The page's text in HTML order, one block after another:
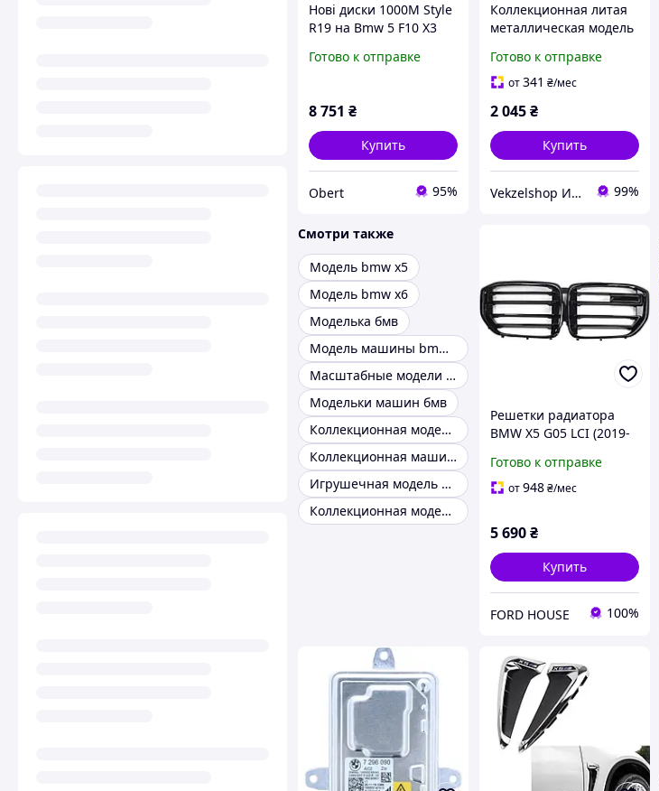
Нові диски 1000M Style
R19 на Bmw 5 F10 X3
E70
Готово к отправке
8 751 ₴
Купить
Obert 95%
Коллекционная литая
металлическая модель
X5M F95 со светом и
звуком черная 20 см
Готово к отправке
от341 ₴/мес
2 045₴
Купить
Vekzelshop Интернет-магазин 99%
Смотри также
Модель bmw x5
Модель bmw x6
Моделька бмв
Модель машины bmw x5
Масштабные модели BMW
Модельки машин бмв
Коллекционная модель bmw
Коллекционная машинка bmw x5
Игрушечная модель bmw x6
Коллекционная модель bmw x5
Решетки радиатора
BMW X5 G05 LCI (2019-
LCI ноздри БМВ Х5
(LMBMGRX509-B)
Готово к отправке
от948₴/мес
5 690₴
Купить
FORD HOUSE 100%